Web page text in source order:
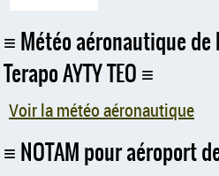
Météo aéronautique
Terapo AYTY TEO
Voir la météo aéronautique
NOTAM pour aéroport